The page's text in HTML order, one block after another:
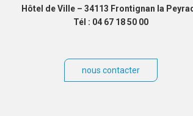
Hôtel de Ville – 34113 Frontignan la
Tél : 04 67 18 50 00
nous contacter